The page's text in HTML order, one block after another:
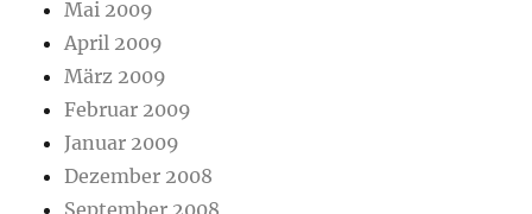
Mai 2009
April 2009
März 2009
Februar 2009
Januar 2009
Dezember 2008